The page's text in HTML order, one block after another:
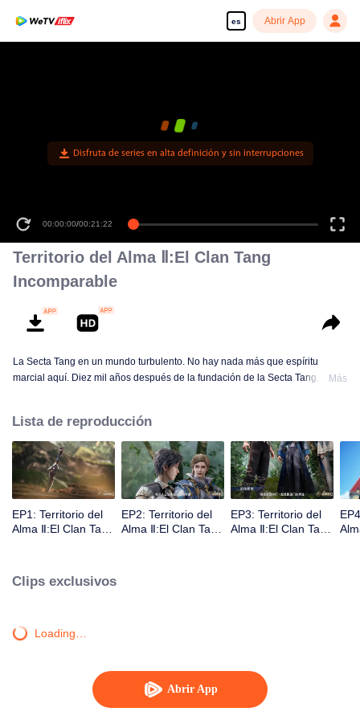
es Abrir App
Abrir App
Disfruta de series en alta definición y sin interrupciones
00:00:00/00:21:22
Territorio del Alma Ⅱ:El Clan Tang
Incomparable
La Secta Tang en un mundo turbulento. No hay nada más que espíritu
marcial aquí. Diez mil años después de la fundación de la Secta Tang, está
gloria? Una bestia del alma de más de un millón de años; Electrolux, que
puede elegir estrellas; El nuevo sistema de utensilios del alma que condujo
al declive de la Secta Tang... Hay muchos secretos por revelar.
Más
Lista de reproducción
EP1: Territorio del
Alma Ⅱ:El Clan Tang
EP2: Territorio del
Alma Ⅱ:El Clan Tang
EP3: Territorio del
Alma Ⅱ:El Clan Tang
Clips exclusivos
Loading…